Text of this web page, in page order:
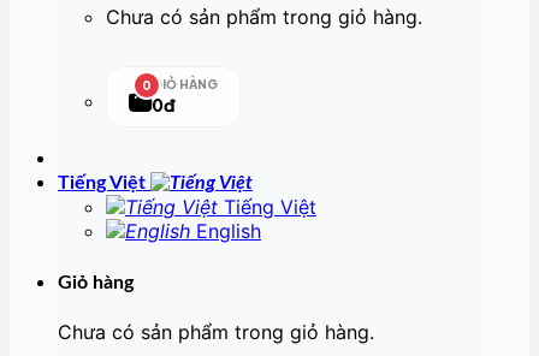
Chưa có sản phẩm trong giỏ hàng.
0 GIỎ HÀNG
0đ
Tiếng Việt
Tiếng Việt
English
Giỏ hàng
Chưa có sản phẩm trong giỏ hàng.